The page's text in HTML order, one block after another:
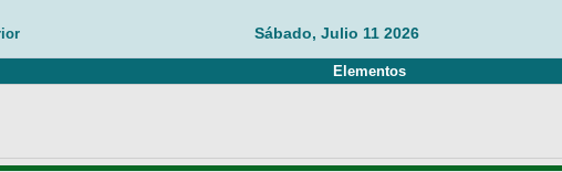
Sábado, Julio 11 2026
Elementos